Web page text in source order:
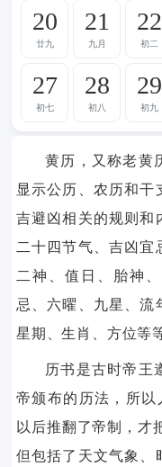
20
廿九
21
九月
22
初二
27
初七
28
初八
29
初九
黄历，又称老黄
显示公历、农历和干
吉避凶相关的规则和
二十四节气、吉凶宜
二神、值日、胎神
忌、六曜、九星、流
星期、生肖、方位等
历书是古时帝王
帝颁布的历法，所以
以后推翻了帝制，才
但包括了天文气象、